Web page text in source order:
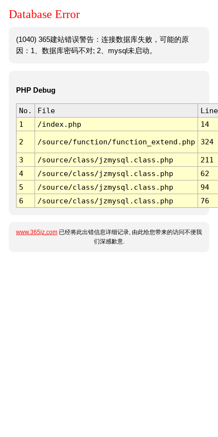
Database Error
(1040) 365建站错误警告：连接数据库失败，可能的原
因：1、数据库密码不对; 2、mysql未启动。
PHP Debug
No. File
Line
1
/index.php 14
2 /source/function/function_extend.php 324
3 /source/class/jzmysql.class.php
211
4
/source/class/jzmysql.class.php
62
5
/source/class/jzmysql.class.php
94
6
/source/class/jzmysql.class.php 76
www.365jz.com 已经将此出错信息详细记录, 由此给您带来的访问不便我
们深感歉意.